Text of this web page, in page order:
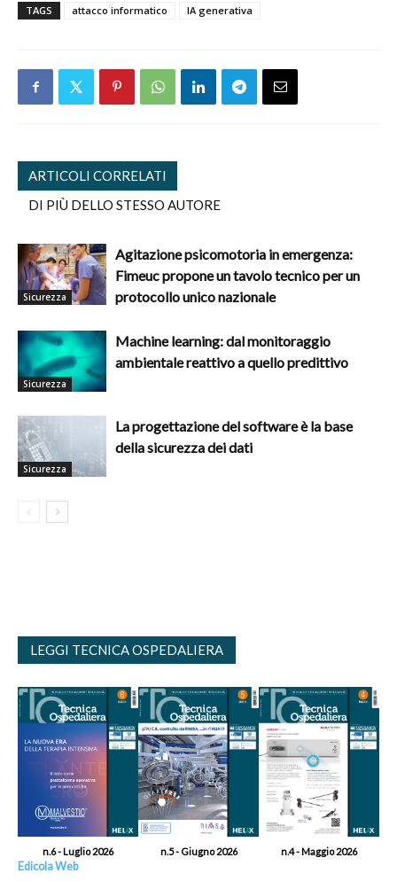
TAGS attacco informatico IA generativa
ARTICOLI CORRELATI
DI PIÙ DELLO STESSO AUTORE
Sicurezza
Agitazione psicomotoria in emergenza:
Fimeuc propone un tavolo tecnico per un
protocollo unico nazionale
Sicurezza
Machine learning: dal monitoraggio
ambientale reattivo a quello predittivo
Sicurezza
La progettazione del software è la base
della sicurezza dei dati
LEGGI TECNICA OSPEDALIERA
n.6 - Luglio 2026 n.5 - Giugno 2026 n.4 - Maggio 2026
Edicola Web